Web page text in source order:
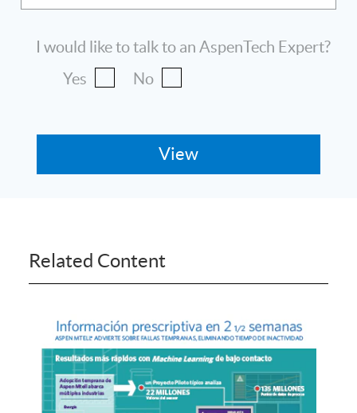
I would like to talk to an AspenTech Expert?
Yes
No
Related Content